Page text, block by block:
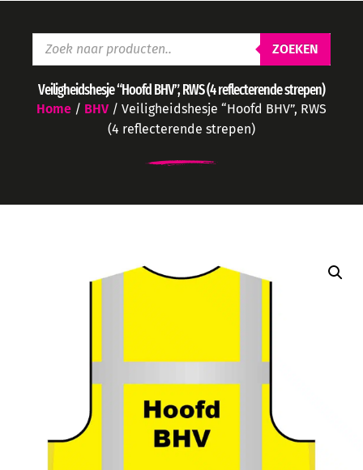
ZOEKEN
Veiligheidshesje “Hoofd BHV”, RWS (4 reflecterende strepen)
Home / BHV / Veiligheidshesje “Hoofd BHV”, RWS
(4 reflecterende strepen)